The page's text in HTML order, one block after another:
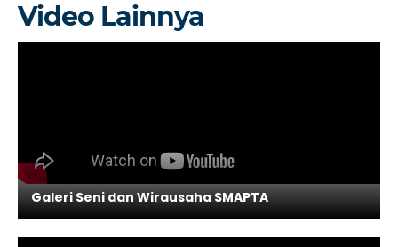
Video Lainnya
Galeri Seni dan Wirausaha SMAPTA